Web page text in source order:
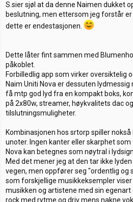
S.sier sjøl at da denne Naimen dukket
beslutning, men ettersom jeg forstår
dette er endestasjonen.
Dette låter fint sammen med
påkoblet.
Forbilledlig app som virker oversiktelig
Naim Uniti Nova er dessuten
få mtp god lyd fra en kompakt boks,
på 2x80w, streamer, høykvalitets dac
tilslutningsmuligheter.
Kombinasjonen hos srtorp spiller
unoter. Ingen kanter eller skarphet
Nova kan betegnes som nøytral i
Med det mener jeg at den tar ikke
vegen, men oppfører seg "ordentlig og
som forskjellige musikkeksempler
musikken og artistene med sin
rock med rytme og driv mens nakne